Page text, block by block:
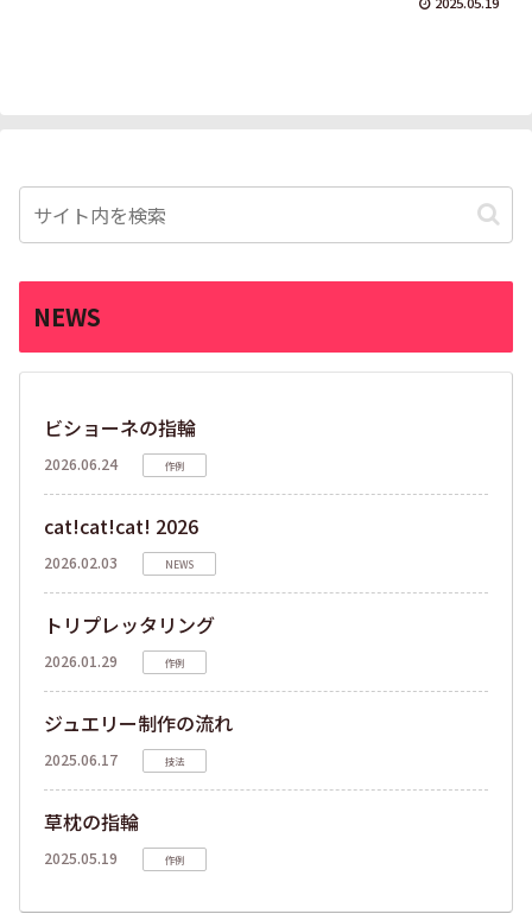
NEWS
ビショーネの指輪
2026.06.24 作例
cat!cat!cat! 2026
2026.02.03 NEWS
トリプレッタリング
2026.01.29 作例
ジュエリー制作の流れ
2025.06.17 技法
草枕の指輪
2025.05.19 作例